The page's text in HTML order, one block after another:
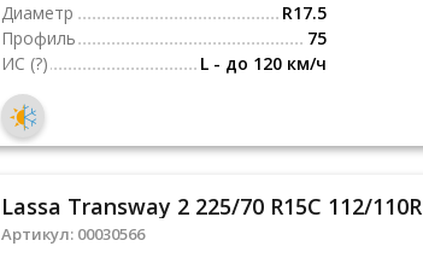
Диаметр
R17.5
Профиль
75
ИС (?) L - до 120 км/ч
Lassa Transway 2 225/70 R15C 112/110R
Артикул: 00030566